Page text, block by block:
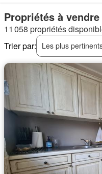
Propriétés à
11 058 propriétés
Trier par:
Les plus